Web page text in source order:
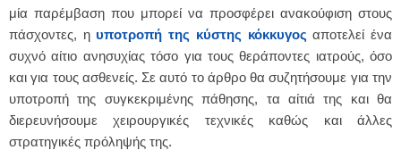
μία παρέμβαση που μπορεί να προσφέρει ανακούφιση στους
πάσχοντες, η υποτροπή της κύστης κόκκυγος αποτελεί ένα
συχνό αίτιο ανησυχίας τόσο για τους θεράποντες ιατρούς, όσο
και για τους ασθενείς. Σε αυτό το άρθρο θα συζητήσουμε για την
υποτροπή της συγκεκριμένης πάθησης, τα αίτιά της και θα
διερευνήσουμε χειρουργικές τεχνικές καθώς και άλλες
στρατηγικές πρόληψής της.